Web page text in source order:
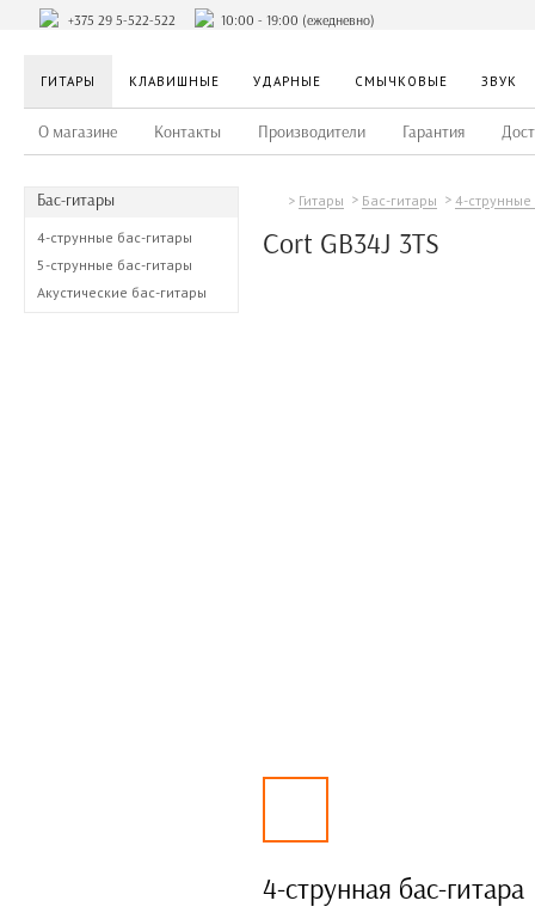
+375 29 5-522-522 10:00 - 19:00 (ежедневно)
ГИТАРЫ КЛАВИШНЫЕ УДАРНЫЕ СМЫЧКОВЫЕ ЗВУК
О магазине Контакты Производители Гарантия
Бас-гитары
4-струнные бас-гитары
5-струнные бас-гитары
Акустические бас-гитары
Гитары Бас-гитары 4-струнные
Cort GB34J 3TS
4-струнная бас-гитара